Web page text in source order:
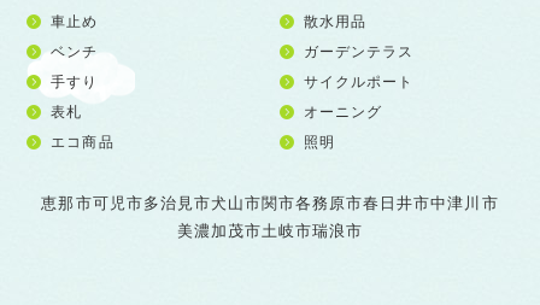
車止め
散水用品
ベンチ
ガーデンテラス
手すり
サイクルポート
表札
オーニング
エコ商品
照明
恵那市可児市多治見市犬山市関市各務原市春日井市中津川市
美濃加茂市土岐市瑞浪市